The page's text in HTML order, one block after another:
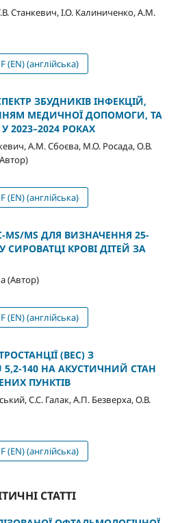
Станкевич, І.О. Калиниченко, А.М.
(EN) (англійська)
ЗБУДНИКІВ ІНФЕКЦІЙ,
МЕДИЧНОЇ ДОПОМОГИ, ТА
2023–2024 РОКАХ
А.М. Сбоєва, М.О. Росада, О.В.
(EN) (англійська)
MS/MS ДЛЯ ВИЗНАЧЕННЯ 25-
СИРОВАТЦІ КРОВІ ДІТЕЙ ЗА
(Автор)
(EN) (англійська)
(ВЕС) З
5,2-140 НА АКУСТИЧНИЙ СТАН
ПУНКТІВ
С.С. Галак, А.П. Безверха, О.В.
(EN) (англійська)
СТАТТІ